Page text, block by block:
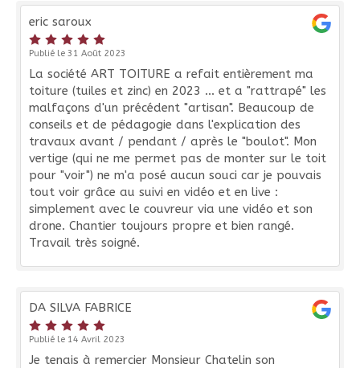
eric saroux
Publié le 31 Août 2023
La société ART TOITURE a refait entièrement ma
toiture (tuiles et zinc) en 2023 ... et a "rattrapé" les
malfaçons d'un précédent "artisan". Beaucoup de
conseils et de pédagogie dans l'explication des
travaux avant / pendant / après le "boulot". Mon
vertige (qui ne me permet pas de monter sur le toit
pour "voir") ne m'a posé aucun souci car je pouvais
tout voir grâce au suivi en vidéo et en live :
simplement avec le couvreur via une vidéo et son
drone. Chantier toujours propre et bien rangé.
Travail très soigné.
DA SILVA FABRICE
Publié le 14 Avril 2023
Je tenais à remercier Monsieur Chatelin son